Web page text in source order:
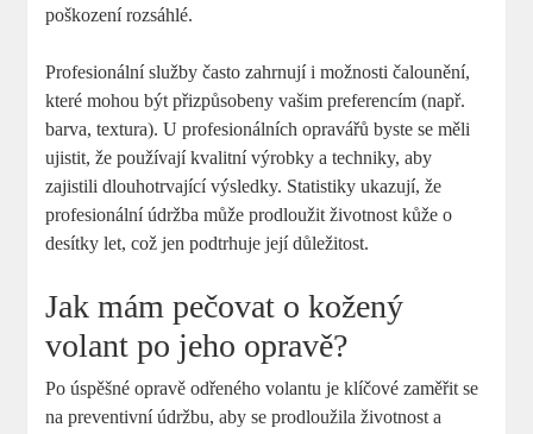
poškození rozsáhlé.
Profesionální služby často zahrnují i možnosti čalounění,
které mohou být přizpůsobeny vašim preferencím (např.
barva, textura). U profesionálních opravářů byste se měli
ujistit, že používají kvalitní výrobky a techniky, aby
zajistili dlouhotrvající výsledky. Statistiky ukazují, že
profesionální údržba může prodloužit životnost kůže o
desítky let, což jen podtrhuje její důležitost.
Jak mám pečovat o kožený
volant po jeho opravě?
Po úspěšné opravě odřeného volantu je klíčové zaměřit se
na preventivní údržbu, aby se prodloužila životnost a